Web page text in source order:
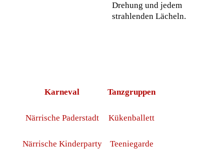
Drehung und jedem
strahlenden Lächeln.
Karneval
Närrische Paderstadt
Närrische Kinderparty
Tanzgruppen
Kükenballett
Teeniegarde